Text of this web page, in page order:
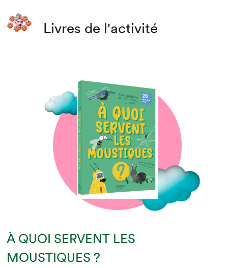
Livres de l'activité
À QUOI SERVENT LES
MOUSTIQUES ?